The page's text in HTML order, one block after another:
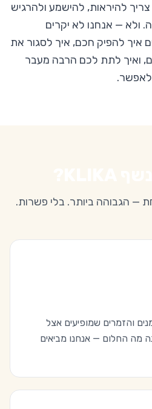
צריך להיראות, להישמע ולהרגיש
ולא — אנחנו לא יקרים
איך להפיק חכם, איך לסגור את
ואיך לתת לכם הרבה מעבר
— הגבוהה ביותר. בלי פשרות.
והזמרים שמופיעים אצל
מה החלום — אנחנו מביאים